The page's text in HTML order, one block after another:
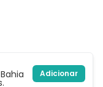
Adicionar